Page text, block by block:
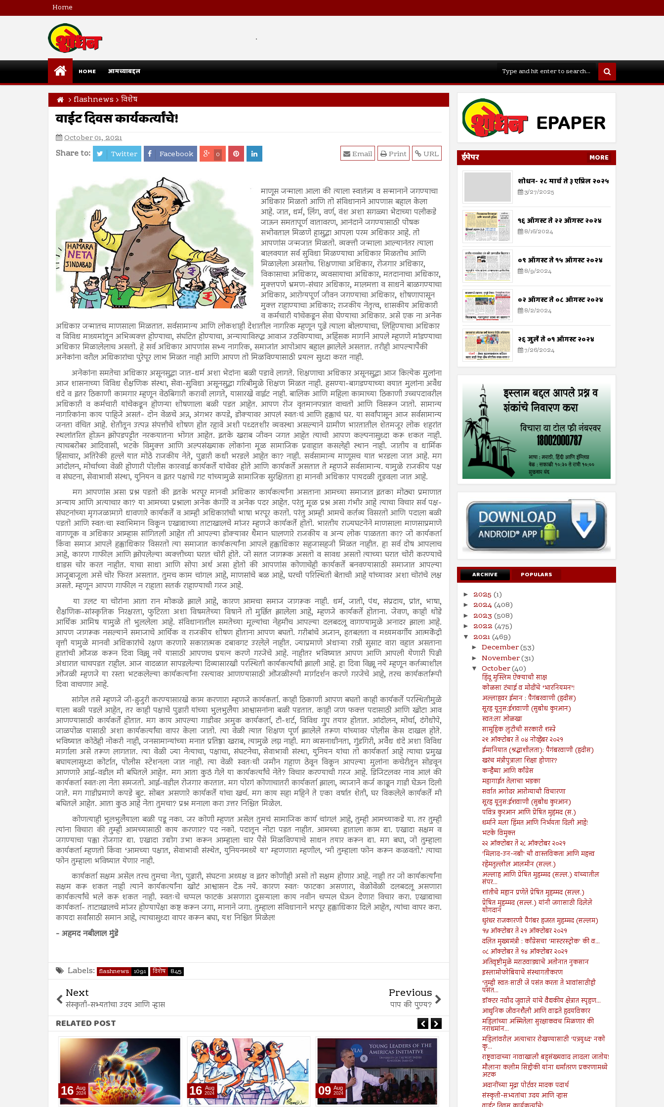
Home
.
HOME आमच्याबद्दल
flashnews विशेष
वाईट दिवस कार्यकर्त्यांचे!
October 01, 2021
Share to: Twitter Facebook 0 URL
Print
Email
माणूस जन्माला आला की त्याला स्वातंत्र्य व सन्मानाने जगण्याचा
अधिकार मिळतो आणि तो संविधानाने आपणास बहाल केला
आहे. जात, धर्म, लिंग, वर्ण, वंश अशा सगळ्या भेदाच्या पलीकडे
जाऊन समतापूर्ण वातावरण, आनंदाने जगण्यासाठी पोषक
सभोवताल मिळणे हासुद्धा आपला परम अधिकार आहे. तो
आपणांस जन्मजात मिळतो. व्यक्ती जन्माला आल्यानंतर त्याला
बालवयात सर्व सुविधा मिळण्याचा अधिकार मिळतोच आणि
मिळालेला असतोच. शिक्षणाचा अधिकार, रोजगार अधिकार,
विकासाचा अधिकार, व्यवसायाचा अधिकार, मतदानाचा अधिकार,
मुक्तपणे भ्रमण-संचार अधिकार, मालमत्ता व साधने बाळगण्याचा
अधिकार, आरोग्यपूर्ण जीवन जगण्याचा अधिकार, शोषणापासून
मुक्त राहाण्याचा अधिकार; राजकीय नेतृत्व, शासकीय अधिकारी
व कर्मचारी यांचेकडून सेवा घेण्याचा अधिकार. असे एक ना अनेक
अधिकार जन्मातच माणसाला मिळतात. सर्वसामान्य आणि लोकशाही देशातील नागरिक म्हणून पुढे त्याला बोलण्याचा, लिहिण्याचा अधिकार
व विविध माध्यमांतून अभिव्यक्त होण्याचा, संघटित होण्याचा, अन्यायाविरुद्ध आवाज उठविण्याचा, अहिंसक मार्गाने आपले म्हणणे मांडण्याचा
अधिकार मिळालेलाच असतो. हे सर्व अधिकार आपणांस सभ्य नागरिक, समाजांत आपोआप बहाल झालेले असतात. तरीही आपल्यापैकी
अनेकांना वरील अधिकारांचा पुरेपूर लाभ मिळत नाही आणि आपण तो मिळविण्यासाठी प्रयत्न सुध्दा करत नाही.
अनेकांना समतेचा अधिकार असूनसुद्धा जात-धर्म अशा भेदांना बळी पडावे लागते. शिक्षणाचा अधिकार असूनसुद्धा आज कित्येक मुलांना
आज शासनाच्या विविध शैक्षणिक संस्था, सेवा-सुविधा असूनसुद्धा गरिबीमुळे शिक्षण मिळत नाही. हसण्या-बागडण्याच्या वयात मुलांना अवैध
धंदे व इतर ठिकाणी कामगार म्हणून वेठबिगारी करावी लागते, यासारखे वाईट नाही. बालिक आणि महिला कामाच्या ठिकाणी उच्चपदावरील
अधिकारी व कर्मचारी यांचेकडून होणऱ्या शोषणाला बळी पडत आहेत. आपण रोज वृतमानपत्रात वाचतो आणि विसरून जातो. सामान्य
नागरिकांना काय पाहिजे असतं- दोन वेळचे अन्न, अंगभर कपडे, डोक्यावर आपलं स्वतःचं आणि हक्काचं घर. या सर्वांपासून आज सर्वसामान्य
जनता वंचित आहे. शेतीतून उत्पन्न संपत्तीचे शोषण होत रहावे अशी पध्दतशीर व्यवस्था असल्याने ग्रामीण भारतातील शेतमजूर लोक शहरांत
स्थलांतरित होऊन झोपडपट्टीत नरकयातना भोगत आहेत. इतके खराब जीवन जगत आहेत त्याची आपण कल्पनासुध्दा करू शकत नाही.
त्याचबरोबर आदिवासी, भटके विमुक्त आणि अल्पसंख्याक लोकांना मूळ सामाजिक प्रवाहात कसलेही स्थान नाही. जातीय व धार्मिक
हिंसाचार, अतिरेकी हल्ले यात मोठे राजकीय नेते, पुढारी कधी भरडले आहेत का? नाही. सर्वसामान्य माणूसच यात भरडला जात आहे. मग
आंदोलन, मोर्चाच्या वेळी होणारी पोलीस कारवाई कार्यकर्ते यांचेवर होते आणि कार्यकर्ते असतात ते म्हणजे सर्वसामान्य. यामुळे राजकीय पक्ष
व संघटना, सेवाभावी संस्था, युनियन व इतर पक्षाचे गट यांच्यामुळे सामाजिक सुरक्षितता हा मानवी अधिकार पायदळी तूडवला जात आहे.
मग आपणांस असा प्रश्न पडतो की इतके भरपूर मानवी अधिकार कार्यकर्त्यांना असताना आमच्या समाजात इतका मोठ्या प्रमाणात
अन्याय आणि अत्याचार का? या आमच्या प्रश्नाला अनेक कंगोरे व अनेक पदर आहेत. परंतु मूळ प्रश्न असा गंभीर आहे त्याचा विचार सर्व पक्ष-
संघटनांच्या मृगजळामागे धावणारे कार्यकर्ते व आम्ही अधिकारांची भाषा भरपूर करतो. परंतु आम्ही आमचे कर्तव्य विसरतो आणि पदाला बळी
पडतो आणि स्वतःचा स्वाभिमान विकून एखाद्याच्या ताटाखालचे मांजर म्हणजे कार्यकर्ते होतो. भारतीय राज्यघटनेने माणसाला माणसाप्रमाणे
वागणूक व अधिकार आम्हास सांगितली आहेत ती आपल्या डोक्यावर थैमान घालणारे राजकीय व अन्य लोक पाळतता का? जो कार्यकर्ता
किंवा समाज आपले हक्काधिकार विसरतो त्या समाजात कार्यकर्त्यांना आपले हक्काधिकार सहजासहजी मिळत नाहीत. हा सर्व दोष आपलाच
आहे, कारण गाफील आणि झोपलेल्या व्यक्तीच्या घरात चोरी होते. जो सतत जागरूक असतो व सावध असतो त्याच्या घरात चोरी करण्याचे
धाडस चोर करत नाहीत. याचा साधा आणि सोपा अर्थ असा होतो की आपणांस कोणाचेही कार्यकर्ते बनवण्यासाठी समाजात आपल्या
आजूबाजूला असे चोर फिरत असतात. तुमच काम चांगल आहे, माणसांचे बळ आहे, घरची परिस्थिती बेताची आहे यांच्यावर अशा चोरांचे लक्ष
असते. म्हणून आपण गाफील न राहाता सतर्क राहाण्याची गरज आहे.
या उलट या चोरांना आता रान मोकळे झाले आहे, कारण आमचा समाज जागरूक नाही. धर्म, जाती, पंथ, संप्रदाय, प्रांत, भाषा,
शैक्षणिक-सांस्कृतिक निरक्षरता, फुटिरता अशा विषमतेच्या विषाने तो मुर्छित झालेला आहे, म्हणजे कार्यकर्ते होताना. जेवण, काही थोडे
आर्थिक आमिष यामुळे तो भुललेला आहे. संविधानातील समतेच्या मूल्यांचा नेहमीच आपल्या दलबदलू वागण्यामुळे अनादर झाला आहे.
आपण जागरूक नसल्याने समाजाचे आर्थिक व राजकीय शोषण होताना आपण बघतो. गरीबांचे अज्ञान, हतबलता व मध्यमवर्गीय आत्मकेंद्री
वृत्ती यामुळे मानवी अधिकारांचे रक्षण करणारे सकारात्मक दबावगट उरलेले नाहीत. ज्याप्रमाणे अंधाऱ्या रात्री सुसाट वारा वहात असताना
हातांची ओंजळ करून दिवा विझू नये यासाठी आपणच प्रयत्न करणे गरजेचे आहे. नाहीतर भविष्यात आपण आणि आपली येणारी पिढी
अंधारात चाचपडत राहील. आज वादळात सापडलेल्या दिव्यासारखी परस्थिती कार्यकर्त्यांची झाली आहे. हा दिवा विझू नये म्हणून कर्तव्याशील
ओंजळी म्हणजे या रस्ता भटकलेल्या कार्यकर्त्यांना रस्त्यावर आणण्यासाठी ओंजळीरुपी मार्गदर्शन करणे गरजेचे आहे, तरच कार्यकर्तारूपी
दिवा वाचणार आहे.
सांगेल तसे म्हणजे जी-हुजुरी करण्यासारखे काम करणारा म्हणजे कार्यकर्ता. काही ठिकाणी आपण बघतो काही कार्यकर्ते परस्थितीमुळे
याला बळी पडले आहेत, तर काही पक्षाचे पुढारी यांच्या भुलभुलैया आश्वासनांना बळी पडतात. काही जण फक्त पदासाठी आणि खोटा आव
आणण्यासाठी कार्यकर्ते होतात. मग काय आपल्या गाडीवर अमुक कार्यकर्ता, टी-शर्ट, विविध ग्रुप तयार होतात. आंदोलन, मोर्चा, दंगेधोपे,
जाळपोळ यासाठी अशा कार्यकर्त्यांचा वापर केला जातो. त्या वेळी त्यात शिक्षण पूर्ण झालेले तरूण यांच्यावर पोलीस केस दाखल होते.
भविष्यात कोठेही नोकरी नाही, जनसामान्यांच्या मनात प्रतिष्ठा खराब, त्यामुळे लग्न नाही. मग व्यसनाधीनता, गुंडगिरी, अवैध धंदे अशा विविध
मार्गाला असे तरूण लागतात. त्या वेळी ज्या नेत्याचा, पक्षाचा, संघटनेचा, सेवाभावी संस्था, युनियन यांचा तो कार्यकर्ता आहे त्याचा प्रमुख
बघायलासुध्दा कोर्टात, पोलीस स्टेशनला जात नाही. त्या वेळी स्वतःची जमीन गहाण ठेवून विकून आपल्या मुलांना कचेरीतून सोडवून
आणणारे आई-वडील मी बघितले आहेत. मग आता कुठं गेले या कार्यकर्त्यांचे नेते? विचार करण्याची गरज आहे. डिजिटलवर नाव आलं की
कार्यकर्ता स्वतःला नेता समजतो. आई-वडील रोजगार करतात. मग पोरगं कोणाचातरी कार्यकर्ता झाला, व्याजाने कर्ज काढून गाडी घेऊन दिली
जाते. मग गाडीप्रमाणे कपडे बुट. सोबत असणारे कार्यकर्ते यांचा खर्च. मग काय सहा महिने ते एका वर्षात शेती, घर विकलेले कार्यकर्ते मी
बघितले आहेत. आता कुठ आहे नेता तुमचा? प्रश्न मनाला करा उत्तर निश्चित मिळेल.
कोणत्याही भुलभुलैयाला बळी पडू नका. जर कोणी म्हणत असेल तुमचं सामाजिक कार्य चांगलं आहे, तुम्ही आमच्याकडे या. तर तुम्ही
त्यांना विचारा की तुम्ही आमच्यासाठी काय करणार? पद नको. पदातून नोटा पडत नाहीत. आमच्या हाताला काम द्या. एखादा सक्षम व
जगण्याचा पक्का रोजगार द्या. एखादा उद्योग उभा करून आम्हाला चार पैसे मिळविण्याचे साधन तयार करून द्या. मग बघा, जो तुम्हाला
कार्यकर्ता म्हणतो किंवा ‘आमच्या पक्षात, सेवाभावी संस्थेत, युनियनमध्ये या’ म्हणणारा म्हणील, ‘मी तुम्हाला फोन करून कळवतो.’ त्याचा
फोन तुम्हाला भविष्यात येणार नाही.
कार्यकर्ता सक्षम असेल तरच तुमचा नेता, पुढारी, संघटना अध्यक्ष व इतर कोणीही असो तो सक्षम होणार आहे. नाही तर जो कार्यकर्त्यांना
सक्षम करू शकत नाही त्याने कार्यकर्त्यांना खोटं आश्वासन देऊ नये. कारण स्वतः फाटका असणारा, वेळोवेळी दलबदलू असणारा
कार्यकर्त्यांचे भले करू शकत नाही. स्वतःचे चप्पल फाटकं असणारा दुसऱ्याला काय नवीन चप्पल घेऊन देणार! विचार करा. एखाद्याचा
कार्यकर्ता- ताटाखालचे मांजर होण्यापेक्षा कष्ट करून जगा, मानाने जगा. तुम्हाला संविधानाने भरपूर हक्काधिकार दिले आहेत, त्यांचा वापर करा.
कायदा सर्वांसाठी समान आहे, त्याचासुध्दा वापर करून बघा, यश निश्चित मिळेल!
- अहमद नबीलाल मुंडे
Labels: flashnews 1091 विशेष 845
Next
संस्कृती-सभ्यतांचा उदय आणि ऱ्हास
Previous
पाप की पुण्य?
RELATED POST
16 Aug
2024 16 Aug
2024 09 Aug
2024
ईपेपर MORE
शोधन- २८ मार्च ते ३ एप्रिल २०२५
3/27/2025
१६ ऑगस्ट ते २२ ऑगस्ट २०२४
8/16/2024
०९ ऑगस्ट ते १५ ऑगस्ट २०२४
8/9/2024
०२ ऑगस्ट ते ०८ ऑगस्ट २०२४
8/2/2024
२६ जुलै ते ०१ ऑगस्ट २०२४
7/26/2024
ARCHIVE POPULARS
► 2025 (1)
► 2024(408)
► 2023 (508)
► 2022 (475)
▼ 2021(469)
► December(53)
► November(31)
▼ October(40)
हिंदू मुस्लिम ऐक्याची साक्ष
कोळसा टंचाई व मोदींचे ‘भारनियमन’!
अल्लाहवर ईमान : पैगंबरवाणी (हदीस)
सूरह यूनुस:ईशवाणी (सुबोध कुरआन)
स्वत:ला ओळखा
सामूहिक लुटीची सरकारी शस्त्रे
२९ ऑक्टोबर ते ०४ नोव्हेंबर २०२१
ईमानियात (श्रद्धाशीलता): पैगंबरवाणी (हदीस)
खरंच मंत्रीपुत्राला शिक्षा होणार?
कन्हैय्या आणि काँग्रेस
महागाईत तेलाचा भडका
सर्वात अगोदर आरोग्याची विचारणा
सूरह यूनुस:ईशवाणी (सुबोध कुरआन)
पवित्र कुरआन आणि प्रेषित मुहंमद (स.)
धर्माने मला हिंमत आणि निर्भयता दिली आहे!
भटके विमुक्त
२२ ऑक्टोबर ते २८ ऑक्टोबर २०२१
'मिलाद-उन-नबी' ची वास्तविकता आणि महत्त्व
रहेमतुल्लील आलमीन (सल्ल.)
अल्लाह आणि प्रेषित मुहम्मद (सल्ल.) यांच्यातील
संपर...
शांतीचे महान प्रणेते प्रेषित मुहम्मद (सल्ल.)
प्रेषित मुहम्मद (सल्ल.) यांनी जगासाठी दिलेले
योगदान
धुरंधर राजकारणी पैगंबर हजरत मुहम्मद (सल्लम)
१५ ऑक्टोबर ते २१ ऑक्टोबर २०२१
दलित मुख्यमंत्री : काँग्रेसचा 'मास्टरस्ट्रोक' की व...
०८ ऑक्टोबर ते १४ ऑक्टोबर २०२१
अतिवृष्टीमुळे मराठवाड्याचे अतोनात नुकसान
इस्लामोफोबियाचे संस्थागतीकरण
‘तुम्ही स्वतःसाठी जे पसंत करता ते भावांसाठीही
पसंत...
डॉक्टर नवीद जुवाले यांचे वैद्यकीय क्षेत्रात स्पृहण...
आधुनिक जीवनशैली आणि वाढते हृदयविकार
महिलांच्या अस्मितेला सुरक्षाकवच मिळणार की
नराधमांन...
महिलांवरील अत्याचार रोखण्यासाठी 'पत्रयुध्द' नको
कृ...
राष्ट्रवादाच्या नावाखाली बहुसंख्यवाद लादला जातोय!
मौलाना कलीम सिद्दीकी यांना धर्मांतरण प्रकरणामध्ये
अटक
अदानींच्या मुद्रा पोर्टवर मादक पदार्थ
संस्कृती-सभ्यतांचा उदय आणि ऱ्हास